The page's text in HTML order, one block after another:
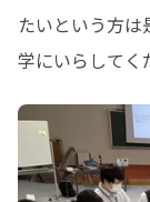
たいという方
学にいらしてく